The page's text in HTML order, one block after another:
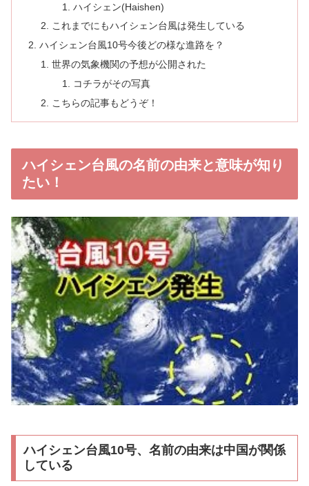
ハイシェン(Haishen)
これまでにもハイシェン台風は発生している
ハイシェン台風10号今後どの様な進路を？
世界の気象機関の予想が公開された
コチラがその写真
こちらの記事もどうぞ！
ハイシェン台風の名前の由来と意味が知り
たい！
ハイシェン台風10号、名前の由来は中国が関係
している